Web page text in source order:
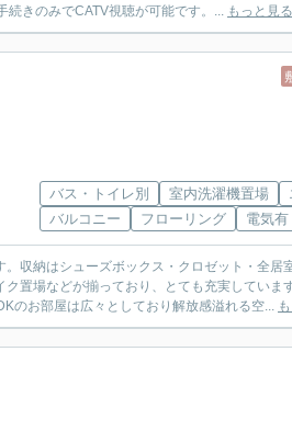
続きのみでCATV視聴が可能です。... もっと見る
バス・トイレ別 室内洗濯機置場
バルコニー
フローリング 電気有
収納はシューズボックス・クロゼット・全居
置場などが揃っており、とても充実していま
のお部屋は広々としており解放感溢れる空...